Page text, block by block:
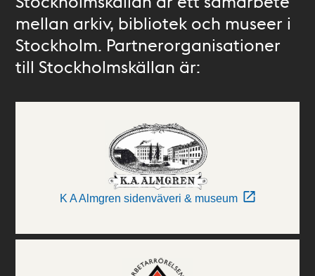
mellan arkiv, bibliotek och museer i
Stockholm. Partnerorganisationer
till Stockholmskällan är:
K A Almgren sidenväveri & museum